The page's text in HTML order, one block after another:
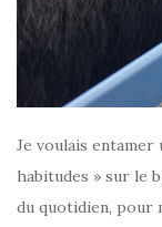
Je voulais entamer
habitudes » sur le
du quotidien, pour